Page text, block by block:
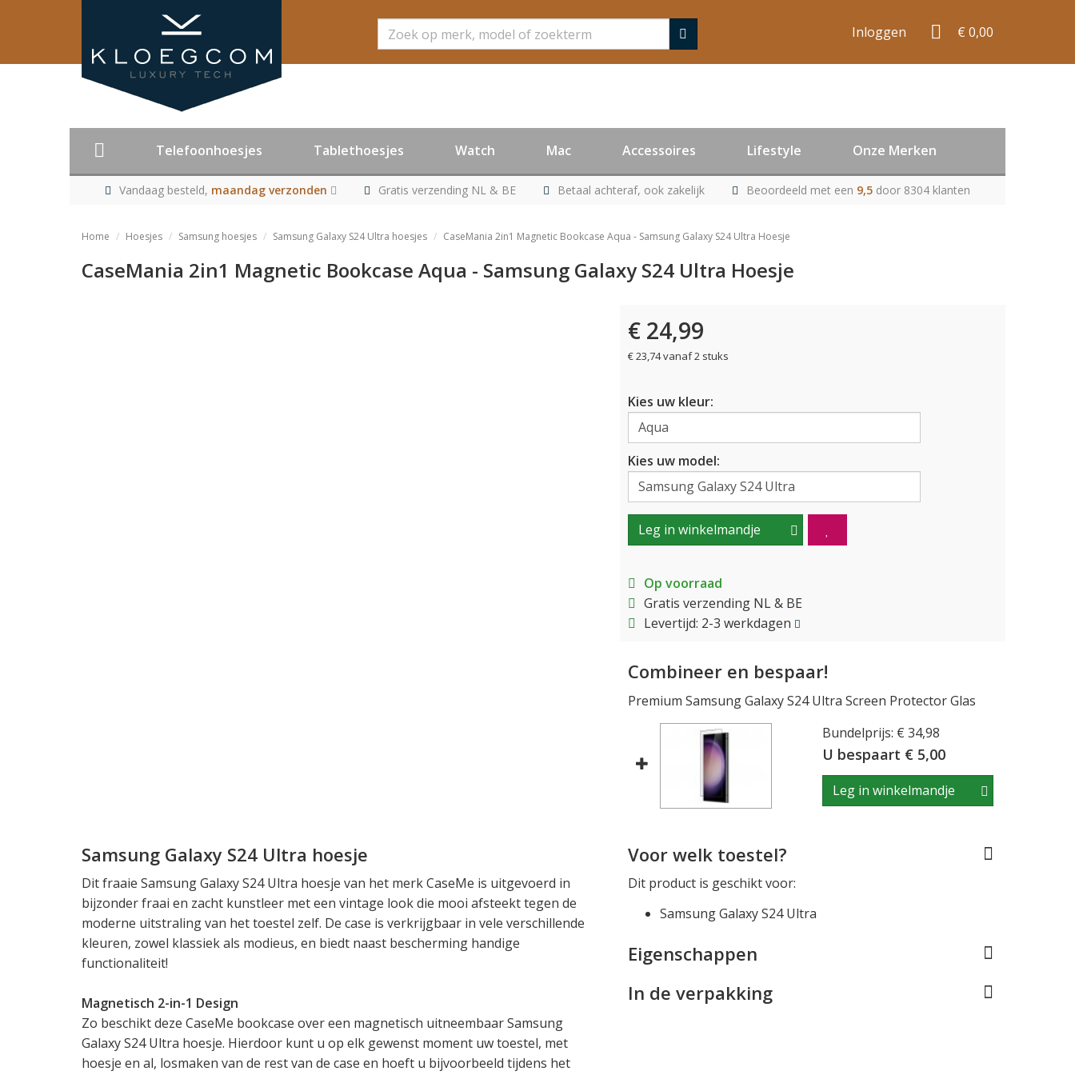
Zoeken Inloggen € 0,00
Telefoonhoesjes Tablethoesjes Watch Mac Accessoires Lifestyle Onze Merken
Vandaag besteld, maandag verzonden Gratis verzending NL & BE Betaal achteraf, ook zakelijk Beoordeeld met een 9,5 door 8304 klanten
Home Hoesjes Samsung hoesjes Samsung Galaxy S24 Ultra hoesjes CaseMania 2in1 Magnetic Bookcase Aqua - Samsung Galaxy S24 Ultra Hoesje
CaseMania 2in1 Magnetic Bookcase Aqua - Samsung Galaxy S24 Ultra Hoesje
€ 24,99
€ 23,74 vanaf 2 stuks
Kies uw kleur:
Kies uw model:
Leg in winkelmandje
Op voorraad
Gratis verzending NL & BE
Levertijd: 2-3 werkdagen
Combineer en bespaar!
Premium Samsung Galaxy S24 Ultra Screen Protector Glas
Bundelprijs: € 34,98
U bespaart € 5,00
Leg in winkelmandje
Samsung Galaxy S24 Ultra hoesje
Dit fraaie Samsung Galaxy S24 Ultra hoesje van het merk CaseMe is uitgevoerd in
bijzonder fraai en zacht kunstleer met een vintage look die mooi afsteekt tegen de
moderne uitstraling van het toestel zelf. De case is verkrijgbaar in vele verschillende
kleuren, zowel klassiek als modieus, en biedt naast bescherming handige
functionaliteit!
Magnetisch 2-in-1 Design
Zo beschikt deze CaseMe bookcase over een magnetisch uitneembaar Samsung
Galaxy S24 Ultra hoesje. Hierdoor kunt u op elk gewenst moment uw toestel, met
hoesje en al, losmaken van de rest van de case en hoeft u bijvoorbeeld tijdens het
Voor welk toestel?
Dit product is geschikt voor:
Samsung Galaxy S24 Ultra
Eigenschappen
In de verpakking